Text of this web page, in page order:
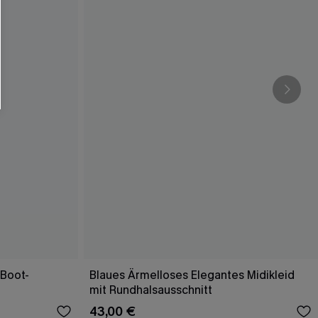
Blaues Ärmelloses Elegantes Midikleid
mit Rundhalsausschnitt
43,00 €